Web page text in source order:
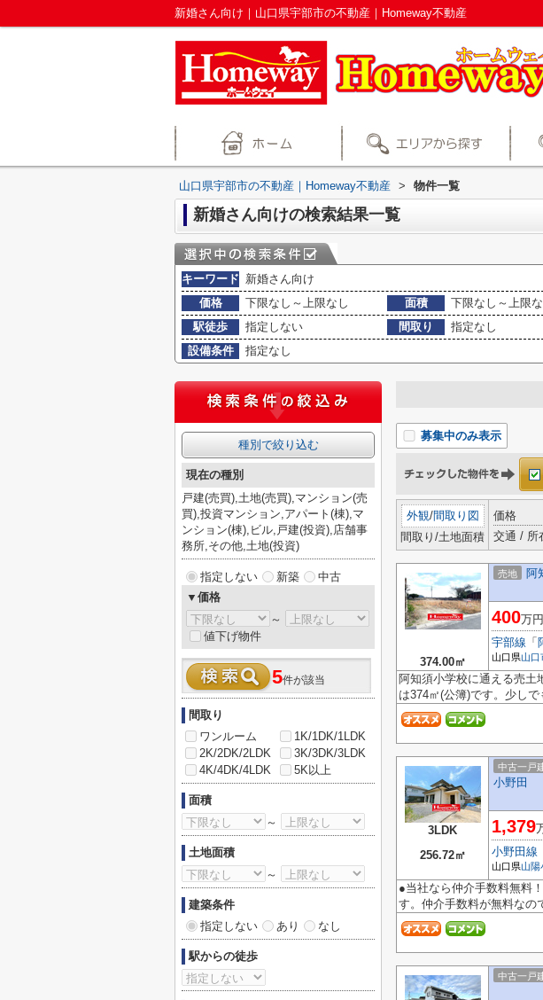
新婚さん向け｜山口県宇部市の不動産｜Homeway不動産
山口県宇部市の不動産｜Homeway不動産 > 物件一覧
新婚さん向けの検索結果一覧
キーワード 新婚さん向け
価格
下限なし～上限なし 面積 下限なし～上限
駅徒歩
指定しない 間取り
指定なし
設備条件
指定なし
募集中のみ表示
外観/間取り図
間取り/土地面積
価格
交通 / 所
374.00㎡
売地 阿
400万円
宇部線 「
山口県山口
阿知須小学校に通える売
は374㎡(公簿)です。少し
3LDK
256.72㎡
中古一戸
小野田
1,379
小野田線
山口県山陽
●当社なら仲介手数料無料
す。仲介手数料が無料なの
中古一戸
種別で絞り込む
現在の種別
戸建(売買),土地(売買),マンション(売
買),投資マンション,アパート(棟),マ
ンション(棟),ビル,戸建(投資),店舗事
務所,その他,土地(投資)
指定しない 新築
中古
▼価格
～
値下げ物件
5件が該当
間取り
ワンルーム
1K/1DK/1LDK
2K/2DK/2LDK
3K/3DK/3LDK
4K/4DK/4LDK
5K以上
面積
～
土地面積
～
建築条件
指定しない
あり なし
駅からの徒歩